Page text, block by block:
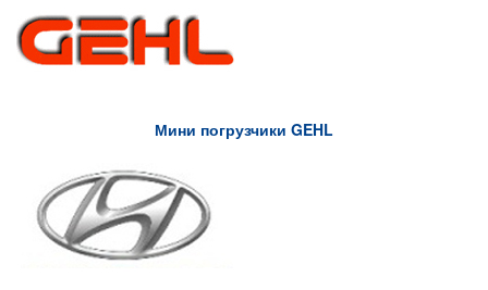
Мини погрузчики GEHL